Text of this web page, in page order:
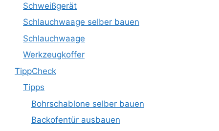
Schweißgerät
Schlauchwaage selber bauen
Schlauchwaage
Werkzeugkoffer
TippCheck
Tipps
Bohrschablone selber bauen
Backofentür ausbauen